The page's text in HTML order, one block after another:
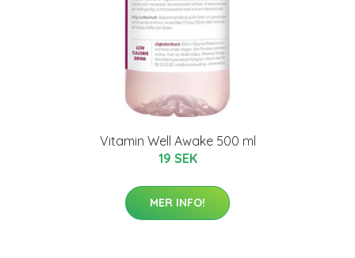
Vitamin Well Awake 500 ml
19 SEK
MER INFO!